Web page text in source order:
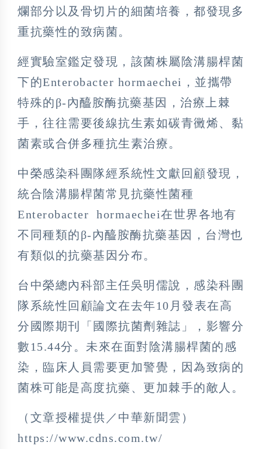
爛部分以及骨切片的細菌培養，都發現多
重抗藥性的致病菌。
經實驗室鑑定發現，該菌株屬陰溝腸桿菌
下的Enterobacter hormaechei，並攜帶
特殊的β-內醯胺酶抗藥基因，治療上棘
手，往往需要後線抗生素如碳青黴烯、黏
菌素或合併多種抗生素治療。
中榮感染科團隊經系統性文獻回顧發現，
統合陰溝腸桿菌常見抗藥性菌種
Enterobacter hormaechei在世界各地有
不同種類的β-內醯胺酶抗藥基因，台灣也
有類似的抗藥基因分布。
台中榮總內科部主任吳明儒說，感染科團
隊系統性回顧論文在去年10月發表在高
分國際期刊「國際抗菌劑雜誌」，影響分
數15.44分。未來在面對陰溝腸桿菌的感
染，臨床人員需要更加警覺，因為致病的
菌株可能是高度抗藥、更加棘手的敵人。
（文章授權提供／中華新聞雲）
https://www.cdns.com.tw/